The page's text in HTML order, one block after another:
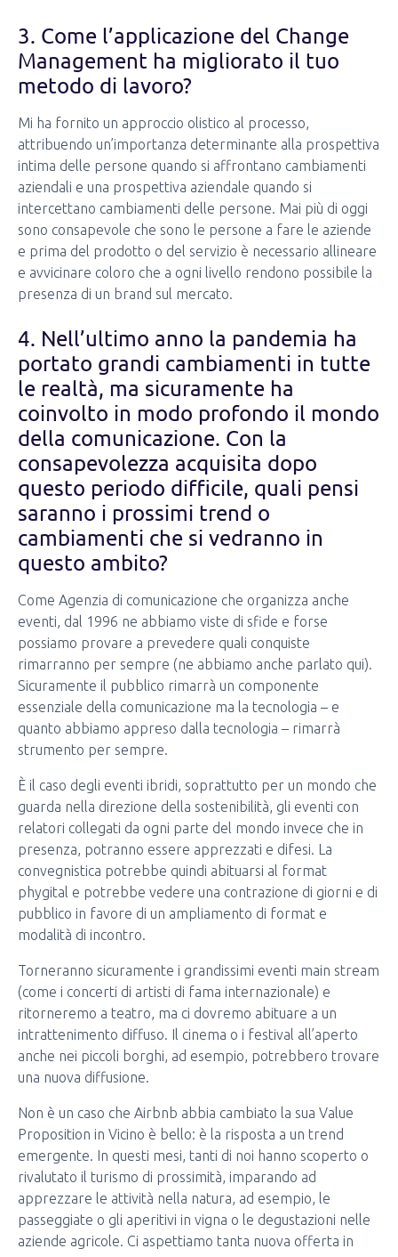
3. Come l’applicazione del Change
Management ha migliorato il tuo
metodo di lavoro?
Mi ha fornito un approccio olistico al processo,
attribuendo un’importanza determinante alla prospettiva
intima delle persone quando si affrontano cambiamenti
aziendali e una prospettiva aziendale quando si
intercettano cambiamenti delle persone. Mai più di oggi
sono consapevole che sono le persone a fare le aziende
e prima del prodotto o del servizio è necessario allineare
e avvicinare coloro che a ogni livello rendono possibile la
presenza di un brand sul mercato.
4. Nell’ultimo anno la pandemia ha
portato grandi cambiamenti in tutte
le realtà, ma sicuramente ha
coinvolto in modo profondo il mondo
della comunicazione. Con la
consapevolezza acquisita dopo
questo periodo difficile, quali pensi
saranno i prossimi trend o
cambiamenti che si vedranno in
questo ambito?
Come Agenzia di comunicazione che organizza anche
eventi, dal 1996 ne abbiamo viste di sfide e forse
possiamo provare a prevedere quali conquiste
rimarranno per sempre (ne abbiamo anche parlato qui).
Sicuramente il pubblico rimarrà un componente
essenziale della comunicazione ma la tecnologia – e
quanto abbiamo appreso dalla tecnologia – rimarrà
strumento per sempre.
È il caso degli eventi ibridi, soprattutto per un mondo che
guarda nella direzione della sostenibilità, gli eventi con
relatori collegati da ogni parte del mondo invece che in
presenza, potranno essere apprezzati e difesi. La
convegnistica potrebbe quindi abituarsi al format
phygital e potrebbe vedere una contrazione di giorni e di
pubblico in favore di un ampliamento di format e
modalità di incontro.
Torneranno sicuramente i grandissimi eventi main stream
(come i concerti di artisti di fama internazionale) e
ritorneremo a teatro, ma ci dovremo abituare a un
intrattenimento diffuso. Il cinema o i festival all’aperto
anche nei piccoli borghi, ad esempio, potrebbero trovare
una nuova diffusione.
Non è un caso che Airbnb abbia cambiato la sua Value
Proposition in Vicino è bello: è la risposta a un trend
emergente. In questi mesi, tanti di noi hanno scoperto o
rivalutato il turismo di prossimità, imparando ad
apprezzare le attività nella natura, ad esempio, le
passeggiate o gli aperitivi in vigna o le degustazioni nelle
aziende agricole. Ci aspettiamo tanta nuova offerta in